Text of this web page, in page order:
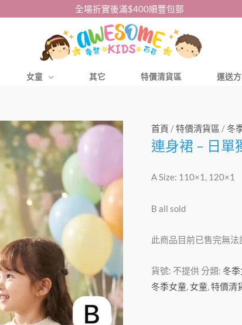
全場折實後滿$400順豐包郵
女童 其它 特價清貨區 運送
首頁 /特價清貨區 / 冬
連身裙 – 日單
A Size: 110×1, 120×1
B all sold
此商品目前已售完無法
貨號: 不提供分類: 冬
冬季女童, 女童,特價清